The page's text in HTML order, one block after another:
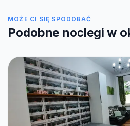
MOŻE CI SIĘ SPODOBAĆ
Podobne noclegi w